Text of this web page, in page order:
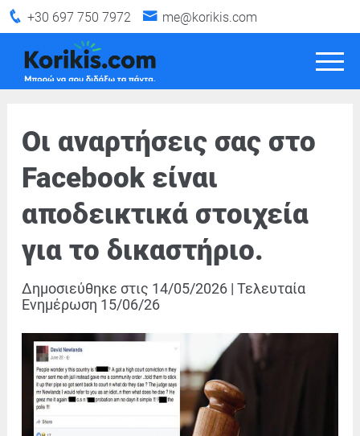
+30 697 750 7972 me@korikis.com
Οι αναρτήσεις σας στο
Facebook είναι
αποδεικτικά στοιχεία
για το δικαστήριο.
Δημοσιεύθηκε στις 14/05/2026 | Τελευταία
Ενημέρωση 15/06/26